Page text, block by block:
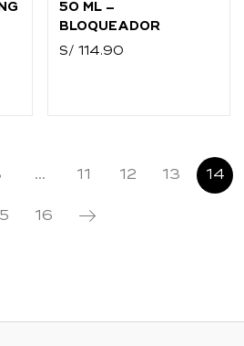
50 ML –
BLOQUEADOR
S/ 114.90
… 11 12 13 14
16